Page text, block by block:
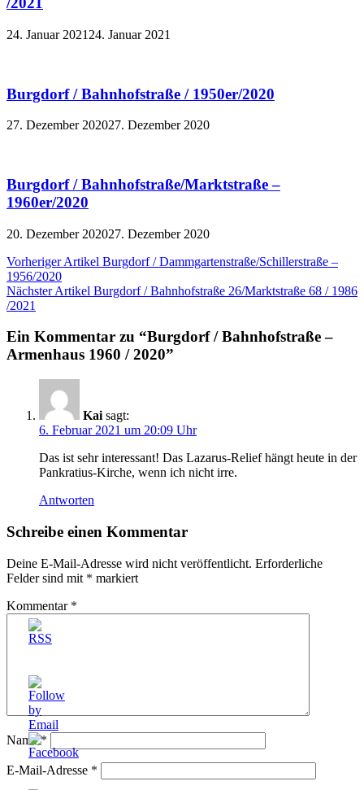
24. Januar 2021 24. Januar 2021
Burgdorf / Bahnhofstraße / 1950er/2020
27. Dezember 202027. Dezember 2020
Burgdorf / Bahnhofstraße/Marktstraße –
1960er/2020
20. Dezember 202027. Dezember 2020
Beitragsnavigation
Vorheriger Artikel Burgdorf / Dammgartenstraße/Schillerstraße –
1956/2020
Nächster Artikel Burgdorf / Bahnhofstraße 26/Marktstraße 68 / 1986
/2021
Ein Kommentar zu “Burgdorf / Bahnhofstraße –
Armenhaus 1960 / 2020”
Kai sagt:
6. Februar 2021 um 20:09 Uhr
Das ist sehr interessant! Das Lazarus-Relief hängt heute in der
Pankratius-Kirche, wenn ich nicht irre.
Antworten
Schreibe einen Kommentar
Deine E-Mail-Adresse wird nicht veröffentlicht. Erforderliche
Felder sind mit * markiert
Kommentar *
Name*
E-Mail-Adresse *